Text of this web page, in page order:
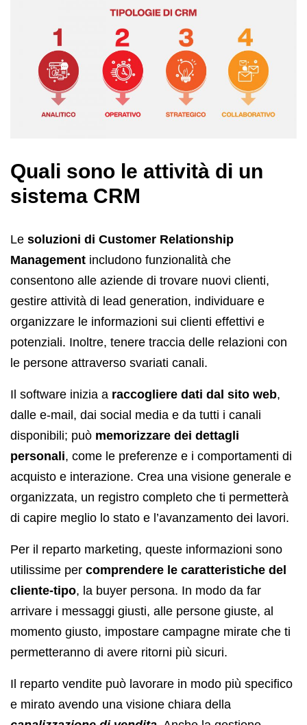
Quali sono le attività di un
sistema CRM
Le soluzioni di Customer Relationship
Management includono funzionalità che
consentono alle aziende di trovare nuovi clienti,
gestire attività di lead generation, individuare e
organizzare le informazioni sui clienti effettivi e
potenziali. Inoltre, tenere traccia delle relazioni con
le persone attraverso svariati canali.
Il software inizia a raccogliere dati dal sito web,
dalle e-mail, dai social media e da tutti i canali
disponibili; può memorizzare dei dettagli
personali, come le preferenze e i comportamenti di
acquisto e interazione. Crea una visione generale e
organizzata, un registro completo che ti permetterà
di capire meglio lo stato e l’avanzamento dei lavori.
Per il reparto marketing, queste informazioni sono
utilissime per comprendere le caratteristiche del
cliente-tipo, la buyer persona. In modo da far
arrivare i messaggi giusti, alle persone giuste, al
momento giusto, impostare campagne mirate che ti
permetteranno di avere ritorni più sicuri.
Il reparto vendite può lavorare in modo più specifico
e mirato avendo una visione chiara della